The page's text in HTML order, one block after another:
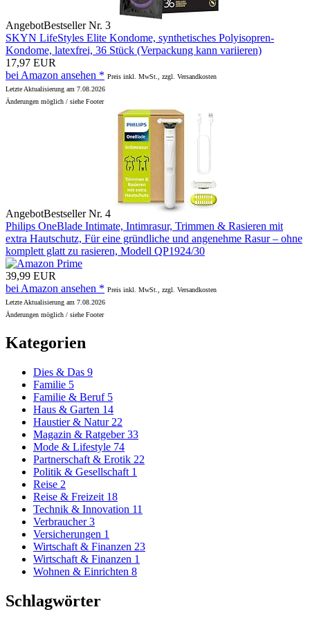
AngebotBestseller Nr. 3
SKYN LifeStyles Elite Kondome, synthetisches Polyisopren-
Kondome, latexfrei, 36 Stück (Verpackung kann variieren)
17,97 EUR
bei Amazon ansehen * Preis inkl. MwSt., zzgl. Versandkosten
Letzte Aktualisierung am 7.08.2026
Änderungen möglich / siehe Footer
AngebotBestseller Nr. 4
Philips OneBlade Intimate, Intimrasur, Trimmen & Rasieren mit
extra Hautschutz, Für eine gründliche und angenehme Rasur – ohne
komplett glatt zu rasieren, Modell QP1924/30
39,99 EUR
bei Amazon ansehen * Preis inkl. MwSt., zzgl. Versandkosten
Letzte Aktualisierung am 7.08.2026
Änderungen möglich / siehe Footer
Kategorien
Dies & Das 9
Familie 5
Familie & Beruf 5
Haus & Garten 14
Haustier & Natur 22
Magazin & Ratgeber33
Mode & Lifestyle 74
Partnerschaft & Erotik 22
Politik & Gesellschaft 1
Reise 2
Reise & Freizeit 18
Technik & Innovation 11
Verbraucher3
Versicherungen 1
Wirtschaft & Finanzen 23
Wirtschaft & Finanzen 1
Wohnen & Einrichten 8
Schlagwörter